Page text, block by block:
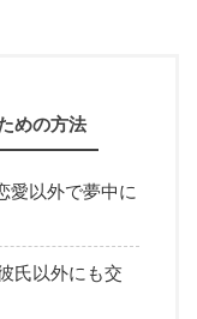
めの方法
愛以外で夢中に
氏以外にも交